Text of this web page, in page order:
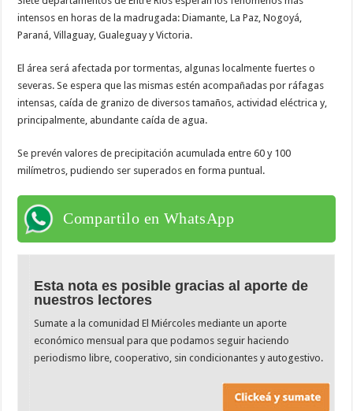
intensos en horas de la madrugada: Diamante, La Paz, Nogoyá,
Paraná, Villaguay, Gualeguay y Victoria.
El área será afectada por tormentas, algunas localmente fuertes o
severas. Se espera que las mismas estén acompañadas por ráfagas
intensas, caída de granizo de diversos tamaños, actividad eléctrica y,
principalmente, abundante caída de agua.
Se prevén valores de precipitación acumulada entre 60 y 100
milímetros, pudiendo ser superados en forma puntual.
Compartilo en WhatsApp
Esta nota es posible gracias al aporte de
nuestros lectores
Sumate a la comunidad El Miércoles mediante un aporte
económico mensual para que podamos seguir haciendo
periodismo libre, cooperativo, sin condicionantes y autogestivo.